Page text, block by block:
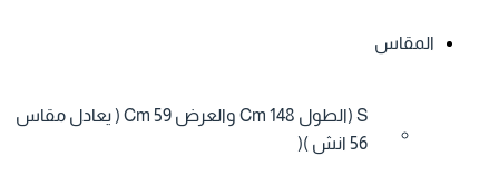
المقاس
S (الطول 148 Cm والعرض 59 Cm ( يعادل مقاس